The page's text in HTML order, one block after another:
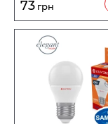
73 грн